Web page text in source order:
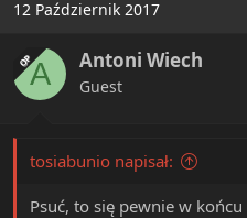
t
n
s
12 Październik 2017
OPA Antoni Wiech
Guest
tosiabunio napisał:
Psuć, to się pewnie w